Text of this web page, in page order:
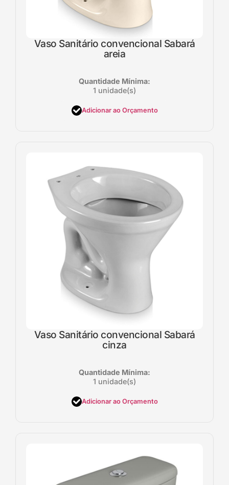
Vaso Sanitário convencional Sabará
areia
Quantidade Mínima:
1 unidade(s)
Adicionar ao Orçamento
Vaso Sanitário convencional Sabará
cinza
Quantidade Mínima:
1 unidade(s)
Adicionar ao Orçamento